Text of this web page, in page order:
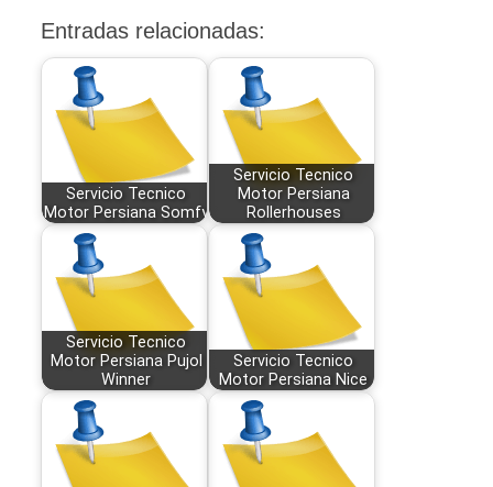
Entradas relacionadas:
Servicio Tecnico
Motor Persiana Somfy
Servicio Tecnico
Motor Persiana
Rollerhouses
Servicio Tecnico
Motor Persiana Pujol
Winner
Servicio Tecnico
Motor Persiana Nice